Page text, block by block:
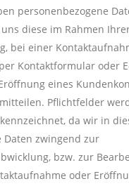
personenbezogene
diese im Rahmen
bei einer
Kontaktformular oder
eines
Pflichtfelder
da wir in
Daten zwingend zur
bzw. zur
oder